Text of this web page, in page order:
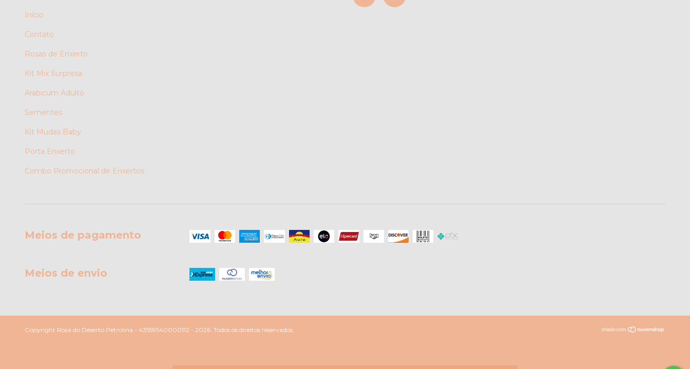
Início
Contato
Rosas de Enxerto
Kit Mix Surpresa
Arabicum Adulto
Sementes
Kit Mudas Baby
Porta Enxerto
Combo Promocional de Enxertos
Meios de pagamento
Meios de envio
Copyright Rosa do Deserto Petrolina - 43559540000112 - 2026. Todos os direitos reservados.